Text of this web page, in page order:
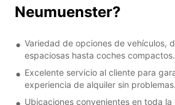
Neumuenster?
Variedad de opciones de vehículos,
espaciosas hasta coches compactos.
Excelente servicio al cliente para
experiencia de alquiler sin problemas.
Ubicaciones convenientes en toda